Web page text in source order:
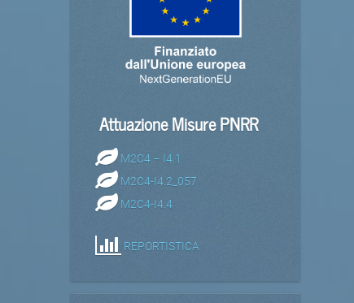
Attuazione Misure PNRR
M2C4 – I4.1
M2C4-I4.2_057
M2C4-I4.4
REPORTISTICA